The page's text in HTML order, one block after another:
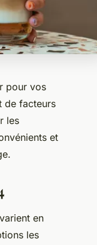
pour vos
de facteurs
les
et
en
les